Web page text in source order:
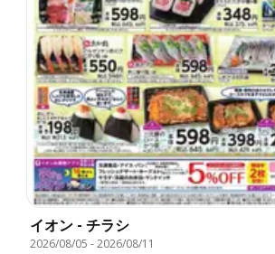
イオン - チラシ
2026/08/05 -2026/08/11